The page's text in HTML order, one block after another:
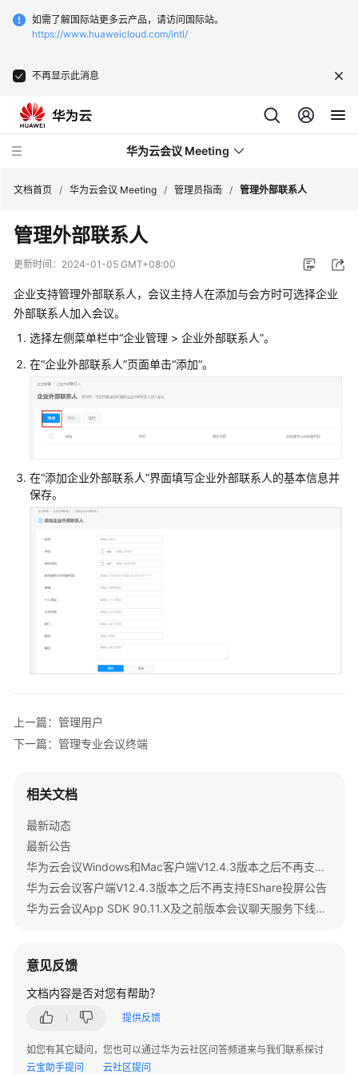
如需了解国际站更多云产品，请访问国际站。
https://www.huaweicloud.com/intl/
不再显示此消息
华为云会议 Meeting
最
新
态
服
务
公
告
绍
计
费
入
门
理
指
南
从
这
管
理
部
门
文档首页 / 华为云会议 Meeting / 管理员指南 / 管理外部联系人
管理外部联系人
更新时间： 2024-01-05 GMT+08:00
企业支持管理外部联系人，会议主持人在添加与会方时可选择企业
外部联系人加入会议。
选择左侧菜单栏中“企业管理 > 企业外部联系人”。
在“企业外部联系人”页面单击“添加”。
在“添加企业外部联系人”界面填写企业外部联系人的基本信息并
保存。
上一篇：管理用户
下一篇：管理专业会议终端
相关文档
最新动态
最新公告
华为云会议Windows和Mac客户端V12.4.3版本之后不再支持IdeaShare投屏公告
华为云会议客户端V12.4.3版本之后不再支持EShare投屏公告
华为云会议App SDK 90.11.X及之前版本会议聊天服务下线公告
意见反馈
文档内容是否对您有帮助？
提供反馈
如您有其它疑问，您也可以通过华为云社区问答频道来与我们联系探讨
云宝助手提问
云社区提问